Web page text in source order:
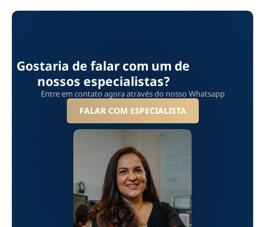
Gostaria de falar com um de
nossos especialistas?
Entre em contato agora através do nosso Whatsapp
FALAR COM ESPECIALISTA